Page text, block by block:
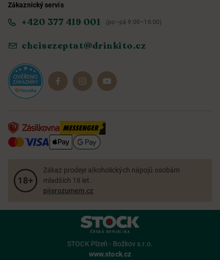
Obchodní podmínky
Ochrana osobních údajů
Reklamace a vrácení
Informace o přístupnosti služby
Dárkové sady
Zákaznický servis
+420 377 419 001 (po–pá 9:00–16:00)
chcisezeptat@drinkito.cz
Zákaz prodeje alkoholických nápojů osobám
mladších 18 let.
pijsrozumem.cz
STOCK Plzeň - Božkov s.r.o.
www.stock.cz